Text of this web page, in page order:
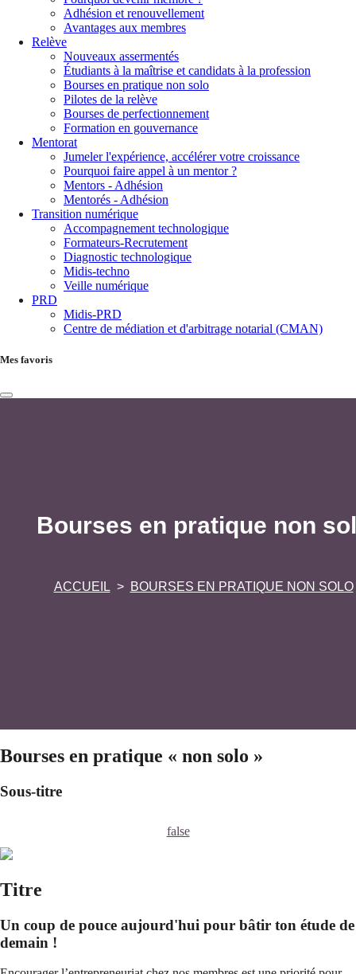
Adhésion et renouvellement
Avantages aux membres
Relève
Nouveaux assermentés
Étudiants à la maîtrise et candidats à la profession
Bourses en pratique non solo
Pilotes de la relève
Bourses de perfectionnement
Formation en gouvernance
Mentorat
Jumeler l'expérience, accélérer votre croissance
Pourquoi faire appel à un mentor ?
Mentors - Adhésion
Mentorés - Adhésion
Transition numérique
Accompagnement technologique
Formateurs-Recrutement
Diagnostic technologique
Midis-techno
Veille numérique
PRD
Midis-PRD
Centre de médiation et d'arbitrage notarial (CMAN)
Mes favoris
Bourses en pratique non
ACCUEIL BOURSES EN PRATIQUE NON SOLO
Bourses en pratique « non solo »
Sous-titre
false
Titre
Un coup de pouce aujourd'hui pour bâtir ton étude de
demain !